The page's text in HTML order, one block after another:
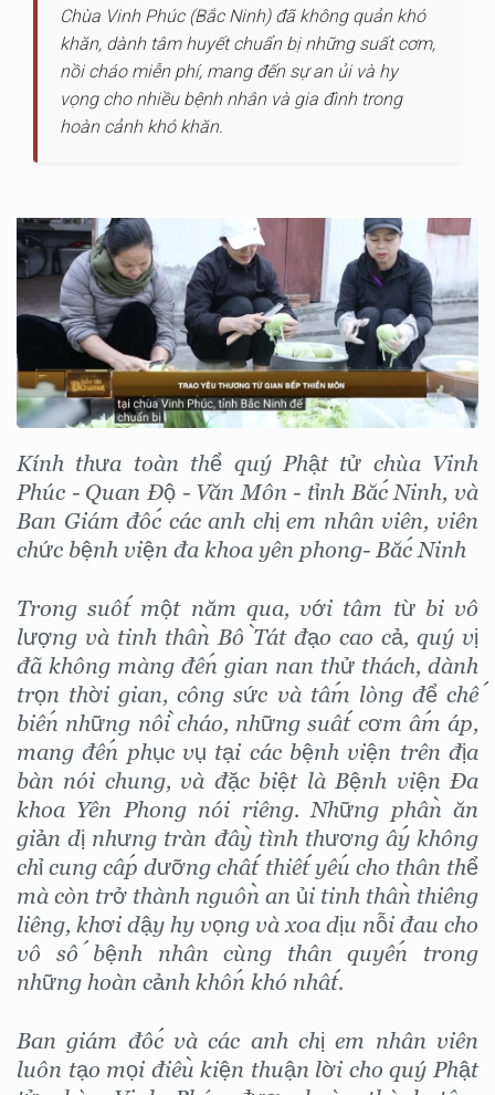
Chùa Vinh Phúc (Bắc Ninh) đã không quản khó
khăn, dành tâm huyết chuẩn bị những suất cơm,
nồi cháo miễn phí, mang đến sự an ủi và hy
vọng cho nhiều bệnh nhân và gia đình trong
hoàn cảnh khó khăn.
Kính thưa toàn thể quý Phật tử chùa Vinh
Phúc - Quan Độ - Văn Môn - tỉnh Bắc Ninh, và
Ban Giám đốc các anh chị em nhân viên, viên
chức bệnh viện đa khoa yên phong- Bắc Ninh
Trong suốt một năm qua, với tâm từ bi vô
lượng và tinh thần Bồ Tát đạo cao cả, quý vị
đã không màng đến gian nan thử thách, dành
trọn thời gian, công sức và tấm lòng để chế
biến những nồi cháo, những suất cơm ấm áp,
mang đến phục vụ tại các bệnh viện trên địa
bàn nói chung, và đặc biệt là Bệnh viện Đa
khoa Yên Phong nói riêng. Những phần ăn
giản dị nhưng tràn đầy tình thương ấy không
chỉ cung cấp dưỡng chất thiết yếu cho thân thể
mà còn trở thành nguồn an ủi tinh thần thiêng
liêng, khơi dậy hy vọng và xoa dịu nỗi đau cho
vô số bệnh nhân cùng thân quyến trong
những hoàn cảnh khốn khó nhất.
Ban giám đốc và các anh chị em nhân viên
luôn tạo mọi điều kiện thuận lời cho quý Phật